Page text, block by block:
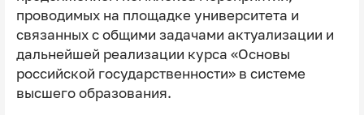
проводимых на площадке университета и
связанных с общими задачами актуализации и
дальнейшей реализации курса «Основы
российской государственности» в системе
высшего образования.